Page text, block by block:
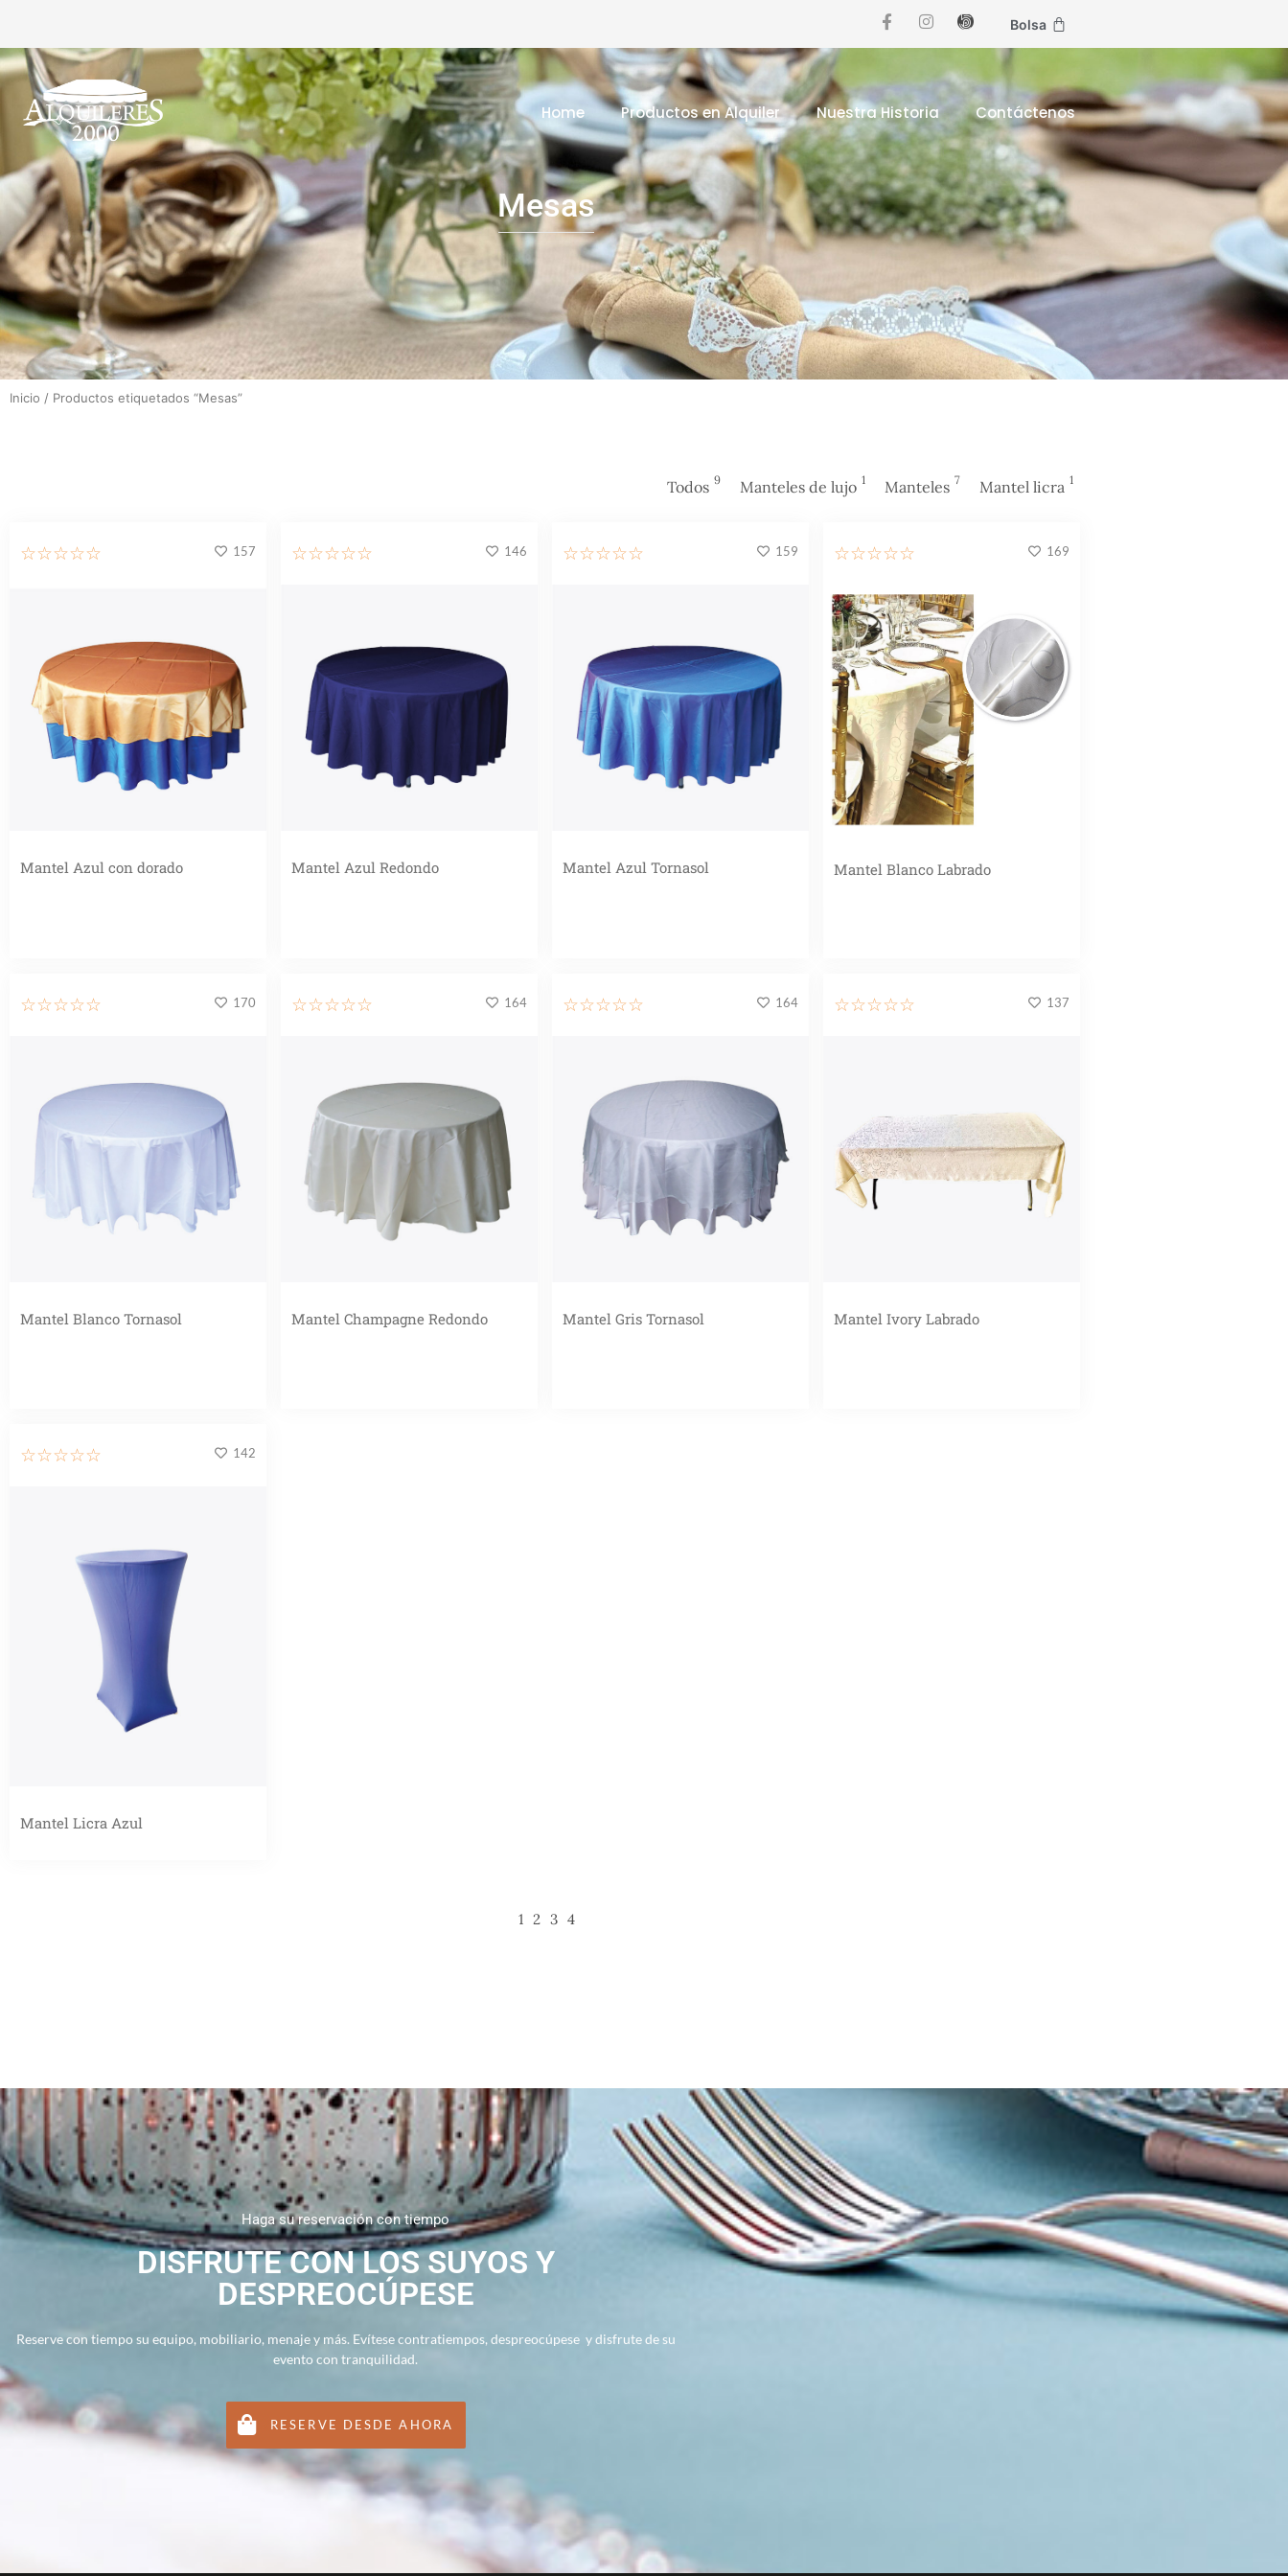
Bolsa
Home Productos en Alquiler Nuestra Historia Contáctenos
Mesas
Inicio / Productos etiquetados “Mesas”
Todos 9 Manteles de lujo 1 Manteles 7 Mantel licra 1
☆☆☆☆☆ 157
Mantel Azul con dorado
☆☆☆☆☆ 146
Mantel Azul Redondo
☆☆☆☆☆ 159
Mantel Azul Tornasol
☆☆☆☆☆ 169
Mantel Blanco Labrado
☆☆☆☆☆ 170
Mantel Blanco Tornasol
☆☆☆☆☆ 164
Mantel Champagne Redondo
☆☆☆☆☆ 164
Mantel Gris Tornasol
☆☆☆☆☆ 137
Mantel Ivory Labrado
☆☆☆☆☆ 142
Mantel Licra Azul
1 2 3 4
Haga su reservación con tiempo
DISFRUTE CON LOS SUYOS Y
DESPREOCÚPESE
Reserve con tiempo su equipo, mobiliario, menaje y más. Evítese contratiempos, despreocúpese y disfrute de su
evento con tranquilidad.
RESERVE DESDE AHORA